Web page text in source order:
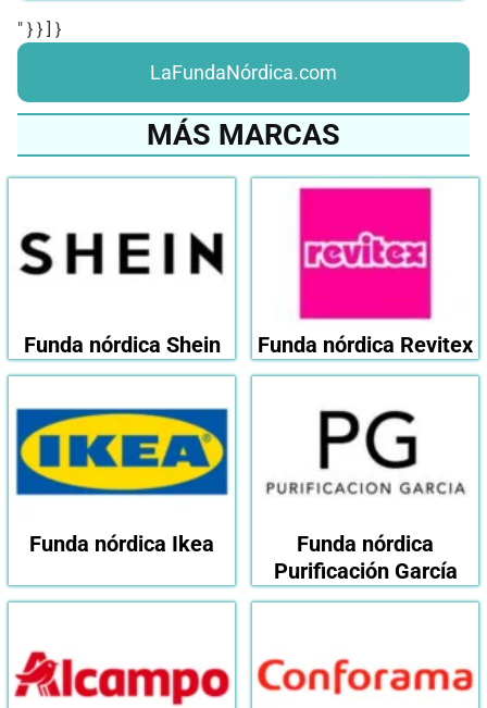
" } } ] }
LaFundaNórdica.com
MÁS MARCAS
Funda nórdica Shein Funda nórdica Revitex
Funda nórdica Ikea
Funda nórdica
Purificación García